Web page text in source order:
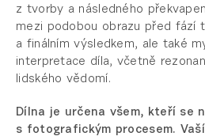
z tvorby a následného
mezi podobou obrazu před fází
a finálním výsledkem, ale také
interpretace díla, včetně
lidského vědomí.
Dílna je určena všem, kteří se
s fotografickým procesem.